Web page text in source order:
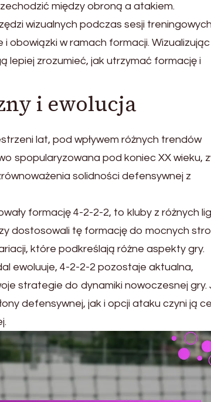
między obroną a atakiem.
wizualnych podczas sesji
obowiązki w ramach formacji. Wizualizując
lepiej zrozumieć, jak utrzymać formację i
i ewolucja
lat, pod wpływem różnych trendów
spopularyzowana pod koniec XX wieku,
solidności defensywnej z
formację 4-2-2-2, to kluby z różnych
dostosowali tę formację do mocnych
które podkreślają różne aspekty gry.
ewoluuje, 4-2-2-2 pozostaje aktualna,
strategie do dynamiki nowoczesnej gry.
defensywnej, jak i opcji ataku czyni ją